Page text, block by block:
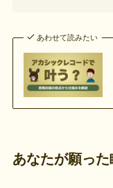
あわせて読みたい
あなたが願っ